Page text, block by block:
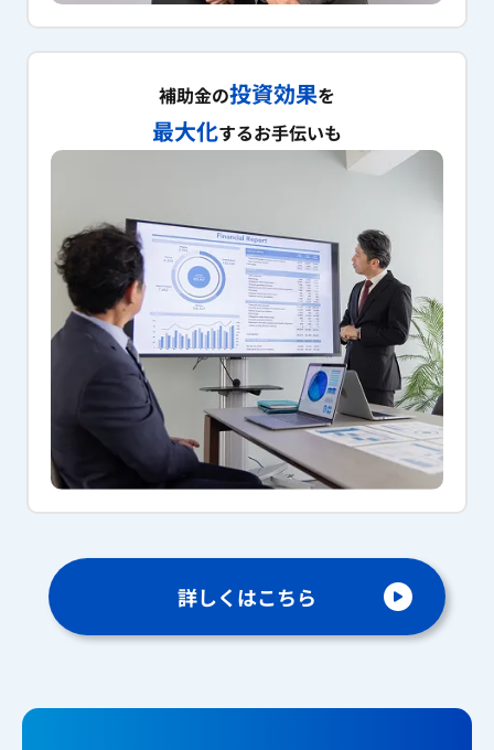
補助金の投資効果を
最大化するお手伝いも
詳しくはこちら